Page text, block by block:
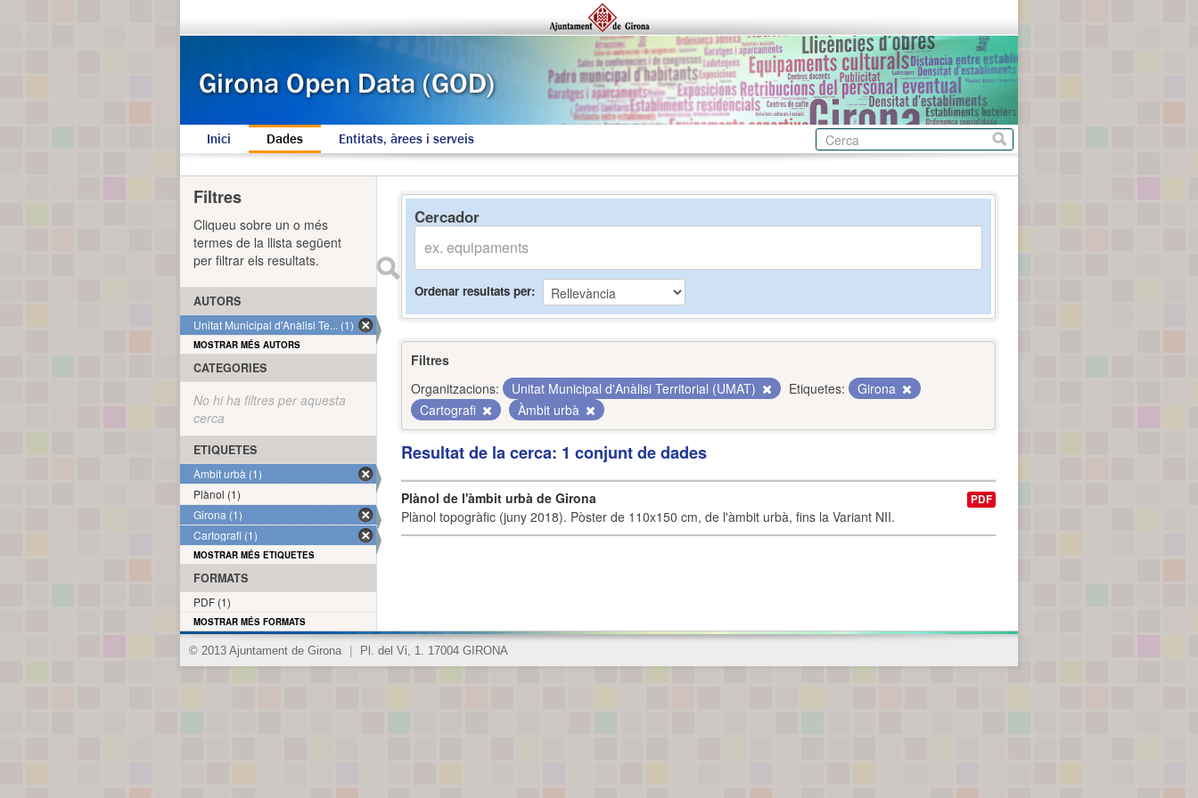
Inici Dades Entitats, àrees i serveis
Cercador
Ordenar resultats per
Filtres
Organitzacions:
Unitat Municipal d'Anàlisi Territorial (UMAT) Etiquetes:
Girona
Cartografi
Àmbit urbà
Resultat de la cerca: 1 conjunt de dades
Plànol de l'àmbit urbà de Girona
Plànol topogràfic (juny 2018). Pòster de 110x150 cm, de l'àmbit urbà, fins la Variant NII.
PDF
Filtres
Cliqueu sobre un o més
termes de la llista següent
per filtrar els resultats.
AUTORS
Unitat Municipal d'Anàlisi Te... (1)
MOSTRAR MÉS AUTORS
CATEGORIES
No hi ha filtres per aquesta
cerca
ETIQUETES
Àmbit urbà (1)
Plànol (1)
Girona (1)
Cartografi (1)
MOSTRAR MÉS ETIQUETES
FORMATS
PDF (1)
MOSTRAR MÉS FORMATS
© 2013 Ajuntament de Girona Pl. del Vi, 1. 17004 GIRONA